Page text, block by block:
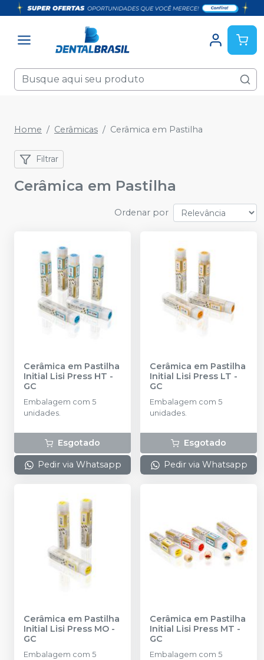
Home Cerâmicas Cerâmica em Pastilha
Filtrar
Cerâmica em Pastilha
Ordenar por
Cerâmica em Pastilha
Initial Lisi Press HT -
GC
Embalagem com 5
unidades.
Esgotado
Pedir via Whatsapp
Cerâmica em Pastilha
Initial Lisi Press LT -
GC
Embalagem com 5
unidades.
Esgotado
Pedir via Whatsapp
Cerâmica em Pastilha
Initial Lisi Press MO -
GC
Embalagem com 5
Cerâmica em Pastilha
Initial Lisi Press MT -
GC
Embalagem com 5